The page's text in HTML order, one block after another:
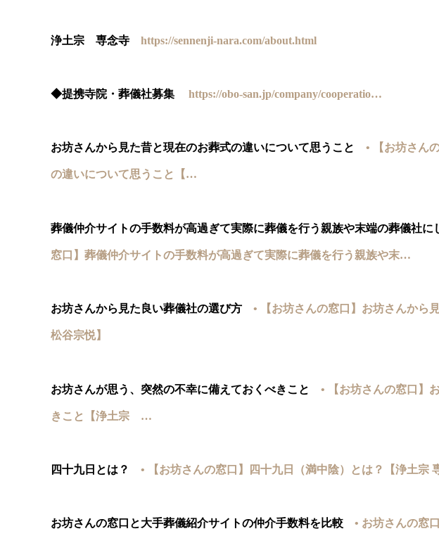
浄土宗 専念寺 https://sennenji-nara.com/about.html
◆提携寺院・葬儀社募集 https://obo-san.jp/company/cooperatio…
お坊さんから見た昔と現在のお葬式の違いについて思うこと • 【お坊さん
の違いについて思うこと【…
葬儀仲介サイトの手数料が高過ぎて実際に葬儀を行う親族や末端の葬儀社に
窓口】葬儀仲介サイトの手数料が高過ぎて実際に葬儀を行う親族や末…
お坊さんから見た良い葬儀社の選び方 • 【お坊さんの窓口】お坊さんか
松谷宗悦】
お坊さんが思う、突然の不幸に備えておくべきこと • 【お坊さんの窓口】
きこと【浄土宗 …
四十九日とは？ • 【お坊さんの窓口】四十九日（満中陰）とは？【浄土
お坊さんの窓口と大手葬儀紹介サイトの仲介手数料を比較 • お坊さんの窓